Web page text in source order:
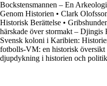
Bockstensmannen – En
Genom Historien • Clark
Historisk Berättelse •
härskade över stormakt –
Svensk koloni i Karibien:
fotbolls-VM: en historisk översikt
djupdykning i historien och